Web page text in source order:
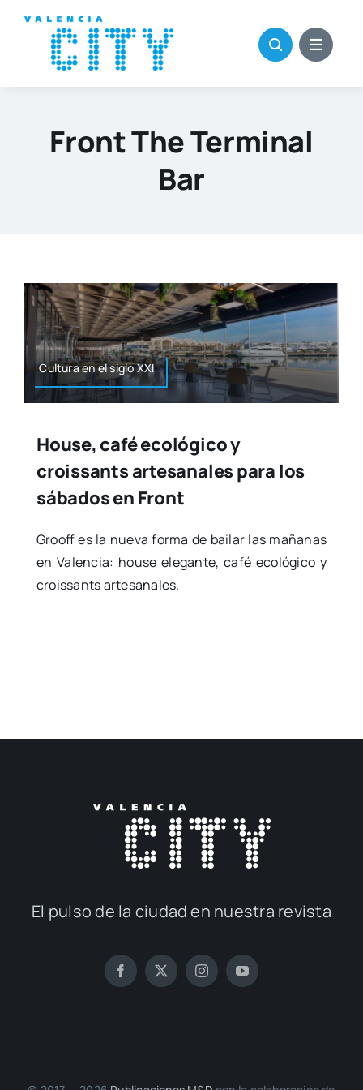
contenido
Front The Terminal
Bar
Cul­tu­ra en el siglo XXI
House, café ecológico y
croissants artesanales para los
sábados en Front
Grooff es la nue­va for­ma de bai­lar las maña­nas
en Valen­cia: hou­se ele­gan­te, café eco­ló­gi­co y
crois­sants arte­sa­na­les.
El pul­so de la ciu­dad en nues­tra revis­ta